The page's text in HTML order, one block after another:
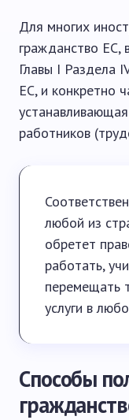
Для многих
гражданство ЕС,
Главы I Раздела
ЕС, и конкретно
работников
любой из
обретет
работать,
перемещать
услуги в
Способы